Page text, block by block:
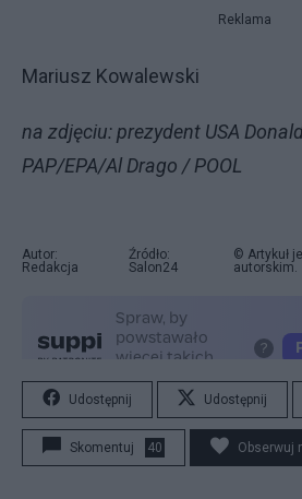
Reklama
Mariusz Kowalewski
na zdjęciu: prezydent USA
PAP/EPA/Al Drago / POOL
Autor:
Redakcja
Źródło:
Salon24
© Artykuł
autorskim.
Udostępnij Udostępnij
Skomentuj 40 Obserwuj